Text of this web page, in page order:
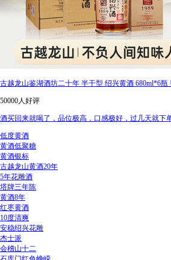
古越龙山鉴湖酒坊二十年 半干型 绍兴黄酒 680ml*6瓶
50000人好评
酒买回来就喝了，品位极高，口感极好，过几天就下
低度黄酒
黄酒低聚糖
黄酒银标
古越龙山黄酒20年
5年花雕酒
塔牌三年陈
黄酒8年
红枣黄酒
10度清爽
安稳绍兴花雕
杰士派
会稽山十二